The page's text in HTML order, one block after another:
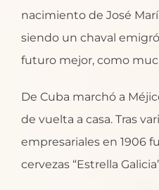
nacimiento de José
siendo un chaval
futuro mejor, como
De Cuba marchó a
de vuelta a casa. Tras
empresariales en 1906
cervezas “Estrella